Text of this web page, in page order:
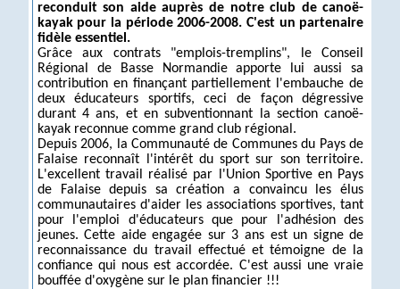
reconduit son aide auprès de notre club de canoë-
kayak pour la période 2006-2008. C'est un partenaire
fidèle essentiel.
Grâce aux contrats "emplois-tremplins", le Conseil
Régional de Basse Normandie apporte lui aussi sa
contribution en finançant partiellement l'embauche de
deux éducateurs sportifs, ceci de façon dégressive
durant 4 ans, et en subventionnant la section canoë-
kayak reconnue comme grand club régional.
Depuis 2006, la Communauté de Communes du Pays de
Falaise reconnaît l'intérêt du sport sur son territoire.
L'excellent travail réalisé par l'Union Sportive en Pays
de Falaise depuis sa création a convaincu les élus
communautaires d'aider les associations sportives, tant
pour l'emploi d'éducateurs que pour l'adhésion des
jeunes. Cette aide engagée sur 3 ans est un signe de
reconnaissance du travail effectué et témoigne de la
confiance qui nous est accordée. C'est aussi une vraie
bouffée d'oxygène sur le plan financier !!!